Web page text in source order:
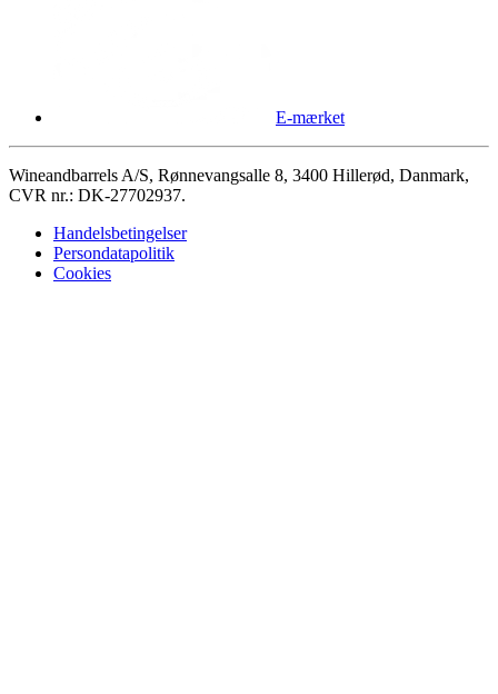
E-mærket
Wineandbarrels A/S, Rønnevangsalle 8, 3400 Hillerød, Danmark,
CVR nr.: DK-27702937.
Handelsbetingelser
Persondatapolitik
Cookies